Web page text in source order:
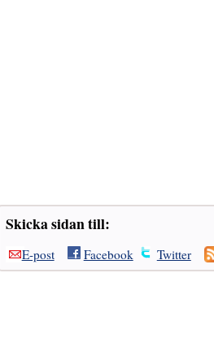
Skicka sidan till:
E-post Facebook Twitter